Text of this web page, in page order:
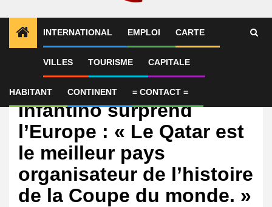
INTERNATIONAL EMPLOI CARTE
VILLES TOURISME CAPITALE
HABITANT CONTINENT = CONTACT =
International
Dans une vidéo,
Infantino surprend
l’Europe : « Le Qatar est
le meilleur pays
organisateur de l’histoire
de la Coupe du monde. »